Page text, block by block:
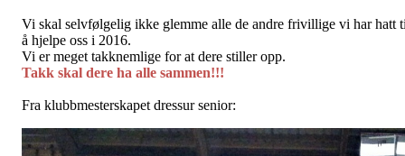
Vi skal selvfølgelig ikke glemme alle de andre frivillige vi har hatt
å hjelpe oss i 2016.
Vi er meget takknemlige for at dere stiller opp.
Takk skal dere ha alle sammen!!!
Fra klubbmesterskapet dressur senior: